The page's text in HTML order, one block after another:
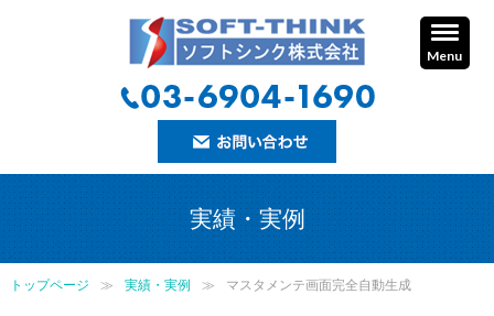
実績・実例
トップページ 実績・実例 マスタメンテ画面完全自動生成
Menu